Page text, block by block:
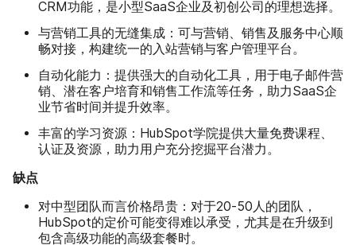
CRM功能，是小型SaaS企业及初创公司的理想选择。
与营销工具的无缝集成： 可与营销、销售及服务中心顺
畅对接，构建统一的入站营销与客户管理平台。
自动化能力： 提供强大的自动化工具，用于电子邮件营
销、潜在客户培育和销售工作流等任务，助力SaaS企
业节省时间并提升效率。
丰富的学习资源： HubSpot学院提供大量免费课程、
认证及资源，助力用户充分挖掘平台潜力。
缺点
对中型团队而言价格昂贵： 对于20-50人的团队，
HubSpot的定价可能变得难以承受，尤其是在升级到
包含高级功能的高级套餐时。